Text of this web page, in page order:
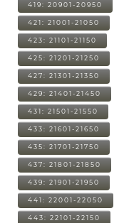
419: 20901-20950
421: 21001-21050
423: 21101-21150
425: 21201-21250
427: 21301-21350
429: 21401-21450
431: 21501-21550
433: 21601-21650
435: 21701-21750
437: 21801-21850
439: 21901-21950
441: 22001-22050
443: 22101-22150